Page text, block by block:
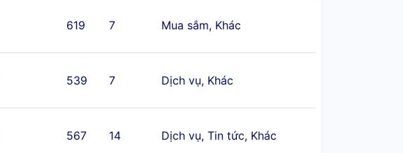
619 7 Mua sắm, Khác
539 7 Dịch vụ, Khác
567 14 Dịch vụ, Tin tức, Khác